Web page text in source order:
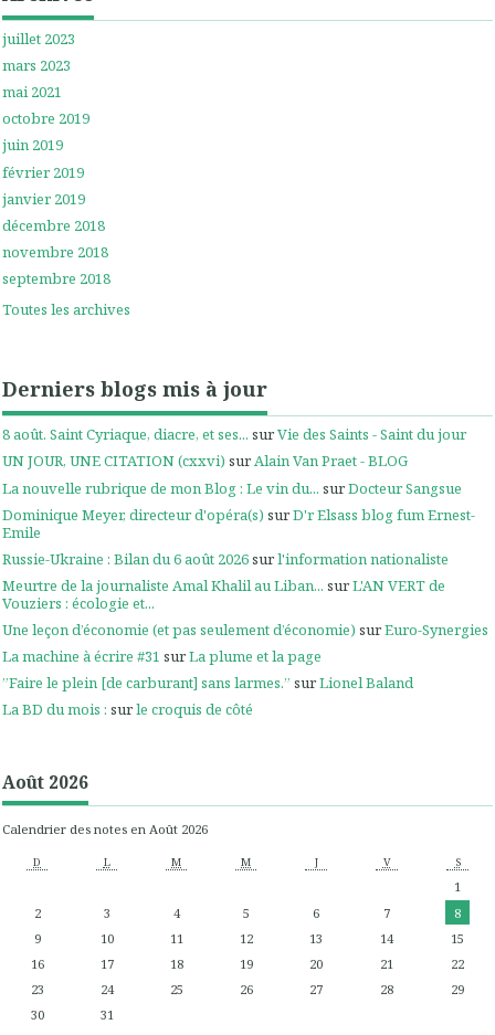
juillet 2023
mars 2023
mai 2021
octobre 2019
juin 2019
février 2019
janvier 2019
décembre 2018
novembre 2018
septembre 2018
Toutes les archives
Derniers blogs mis à jour
8 août. Saint Cyriaque, diacre, et ses... surVie des Saints - Saint du jour
UN JOUR, UNE CITATION (cxxvi) surAlain Van Praet - BLOG
La nouvelle rubrique de mon Blog : Le vin du... surDocteur Sangsue
Dominique Meyer, directeur d'opéra(s) surD'r Elsass blog fum Ernest-
Emile
Russie-Ukraine : Bilan du 6 août 2026surl'information nationaliste
Meurtre de la journaliste Amal Khalil au Liban... surL'AN VERT de
Vouziers : écologie et...
Une leçon d’économie (et pas seulement d’économie) surEuro-Synergies
La machine à écrire #31 surLa plume et la page
”Faire le plein [de carburant] sans larmes.” surLionel Baland
La BD du mois : surle croquis de côté
Août 2026
Calendrier des notes en Août 2026
D L M M J V S
1
2
3 4 5 6 7
8
9
10 11 12 13 14
15
16
17 18 19 20 21
22
23
24 25 26 27 28
29
30
31